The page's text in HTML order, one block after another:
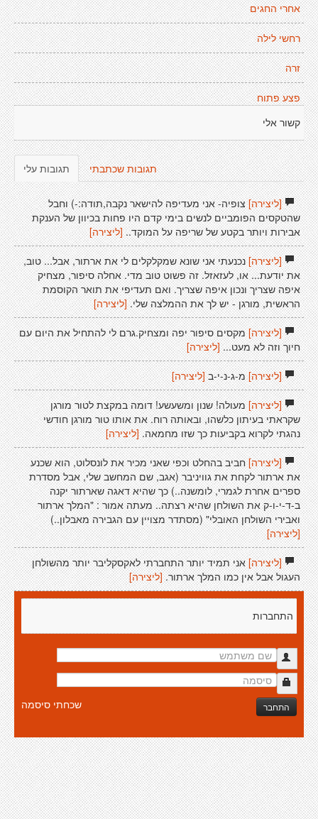
אחרי החגים
רחשי לילה
זרה
פצע פתוח
קשור אלי
תגובות עלי תגובות שכתבתי
[ליצירה]צופיה- אני מעדיפה להישאר נקבה,תודה:-) וחבל
שהטקסים הפומביים לנשים בימי קדם היו פחות בכיוון של הענקת
אבירות ויותר בקטע של שריפה על המוקד..[ליצירה]
[ליצירה]נכנעתי אני שונא שמקלקלים לי את ארתור, אבל... טוב,
את יודעת... או, לעזאזל. זה פשוט טוב מדי. אחלה סיפור, מצחיק
איפה שצריך ונכון איפה שצריך. ואם תעדיפי את תואר הקוסמת
הראשית, מורגן - יש לך את ההמלצה שלי. [ליצירה]
[ליצירה]מקסים סיפור יפה ומצחיק.גרם לי להתחיל את היום עם
חיוך וזה לא מעט... [ליצירה]
[ליצירה]מ-ג-נ-י-ב [ליצירה]
[ליצירה]מעולה! שנון ומשעשע! דומה במקצת לטור מורגן
שקראתי בעיתון כלשהו, ובאותה רוח. את אותו טור מורגן חודשי
נהגתי לקרוא בקביעות כך שזו מחמאה. [ליצירה]
[ליצירה]חביב בהחלט וכפי שאני מכיר את לונסלוט, הוא שכנע
את ארתור לקחת את גוויניבר (אגב, שם המחשב שלי, אבל מסדרת
ספרים אחרת לגמרי, לומשנה..) כך שהיא דאגה שארתור יקנה
ב-ד-י-ו-ק את השולחן שהיא רצתה.. מעתה אמור : "המלך ארתור
ואבירי השולחן האובלי" (מסתדר מצויין עם הגבירה מאבלון..)
[ליצירה]
[ליצירה]אני תמיד יותר התחברתי לאקסקליבר יותר מהשולחן
העגול אבל אין כמו המלך ארתור. [ליצירה]
התחברות
התחבר שכחתי סיסמה